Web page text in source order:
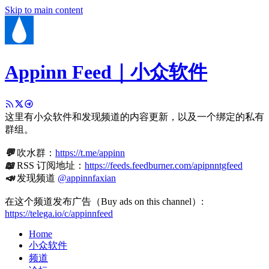
Skip to main content
Appinn Feed｜小众软件
这里有小众软件和发现频道的内容更新，以及一个绑定的私有
群组。
💬吹水群： https://t.me/appinn
📖RSS 订阅地址： https://feeds.feedburner.com/apipnntgfeed
📣发现频道 @appinnfaxian
在这个频道发布广告（Buy ads on this channel）:
https://telega.io/c/appinnfeed
Home
小众软件
频道